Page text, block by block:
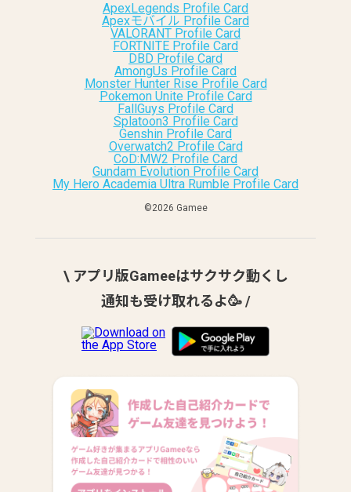
ApexLegends Profile Card
Apexモバイル Profile Card
VALORANT Profile Card
FORTNITE Profile Card
DBD Profile Card
AmongUs Profile Card
Monster Hunter Rise Profile Card
Pokemon Unite Profile Card
FallGuys Profile Card
Splatoon3 Profile Card
Genshin Profile Card
Overwatch2 Profile Card
CoD:MW2 Profile Card
Gundam Evolution Profile Card
My Hero Academia Ultra Rumble Profile Card
©︎2026 Gamee
\ アプリ版Gameeはサクサク動くし
通知も受け取れるよ🥳 /